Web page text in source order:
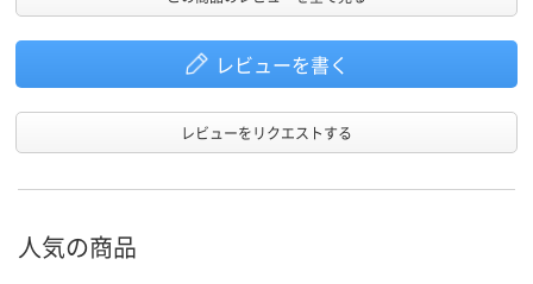
レビューを書く
レビューをリクエストする
人気の商品